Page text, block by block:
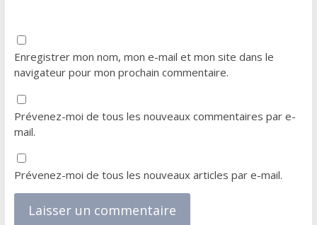
Enregistrer mon nom, mon e-mail et mon site dans le
navigateur pour mon prochain commentaire.
Prévenez-moi de tous les nouveaux commentaires par e-
mail.
Prévenez-moi de tous les nouveaux articles par e-mail.